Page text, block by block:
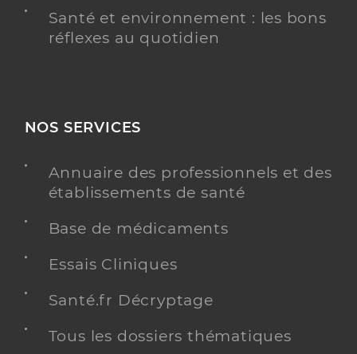
Santé et environnement : les bons
réflexes au quotidien
NOS SERVICES
Annuaire des professionnels et des
établissements de santé
Base de médicaments
Essais Cliniques
Santé.fr Décryptage
Tous les dossiers thématiques